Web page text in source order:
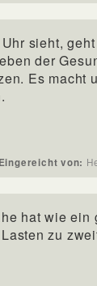
sieht,
der
Es macht
Eingereicht von:
hat wie ein
zu